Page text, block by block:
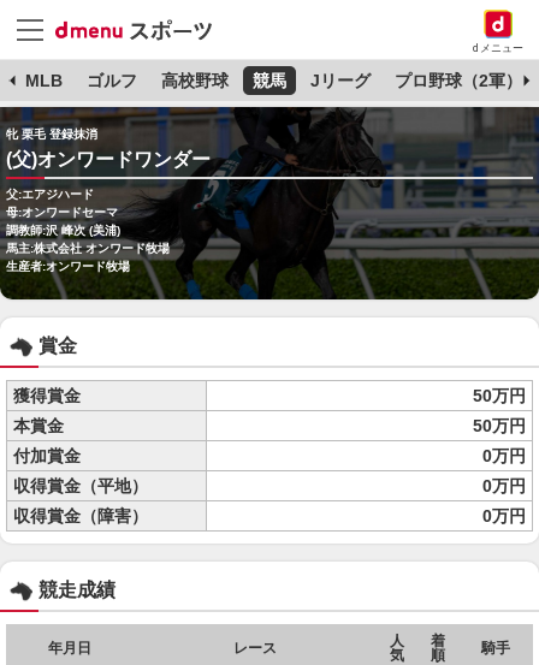
dメニュー
MLB ゴルフ 高校野球 競馬 Jリーグ プロ野球（2軍）
牝 栗毛 登録抹消
(父)オンワードワンダー
父:エアジハード
母:オンワードセーマ
調教師:沢 峰次 (美浦)
馬主:株式会社 オンワード牧場
生産者:オンワード牧場
賞金
獲得賞金
50万円
本賞金
50万円
付加賞金
0万円
収得賞金（平地）
0万円
収得賞金（障害）
0万円
競走成績
年月日 レース
人
気
着
順
騎手